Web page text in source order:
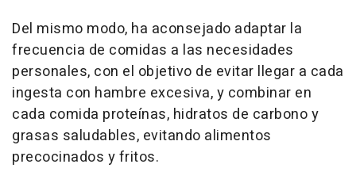
Del mismo modo, ha aconsejado adaptar la
frecuencia de comidas a las necesidades
personales, con el objetivo de evitar llegar a cada
ingesta con hambre excesiva, y combinar en
cada comida proteínas, hidratos de carbono y
grasas saludables, evitando alimentos
precocinados y fritos.